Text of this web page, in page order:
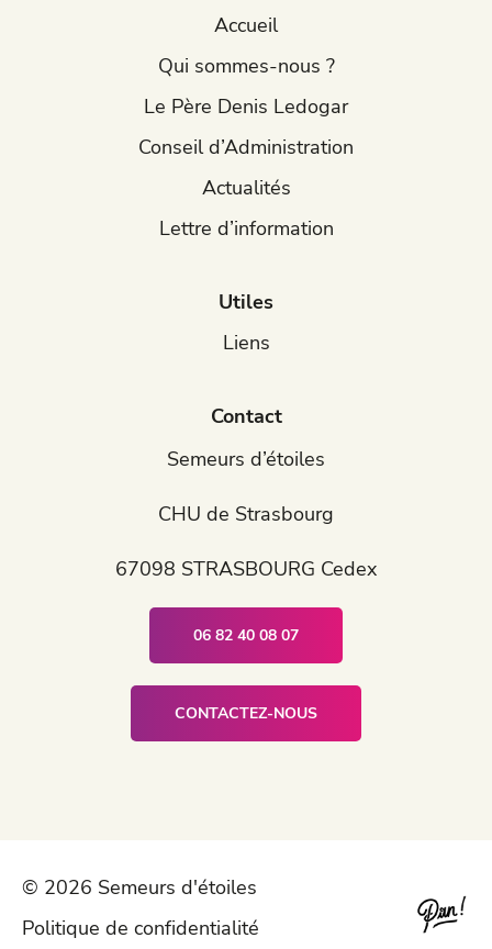
Accueil
Qui sommes-nous ?
Le Père Denis Ledogar
Conseil d’Administration
Actualités
Lettre d’information
Utiles
Liens
Contact
Semeurs d’étoiles
CHU de Strasbourg
67098 STRASBOURG Cedex
06 82 40 08 07
CONTACTEZ-NOUS
© 2026 Semeurs d'étoiles
Politique de confidentialité